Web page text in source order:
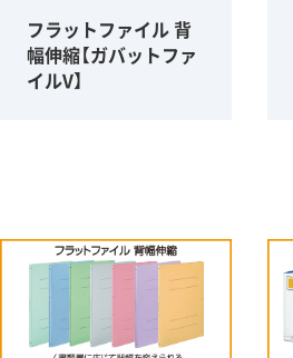
フラットファイル 背
幅伸縮【ガバットファ
イルV】